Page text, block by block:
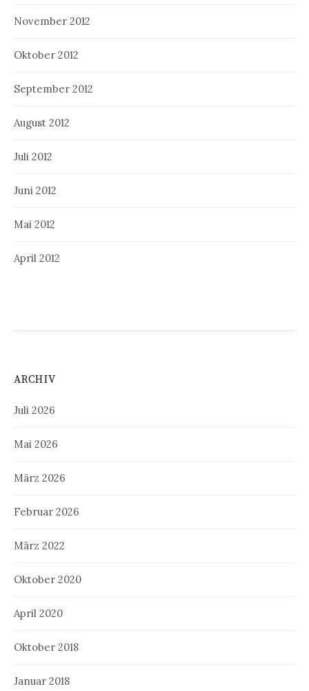
November 2012
Oktober 2012
September 2012
August 2012
Juli 2012
Juni 2012
Mai 2012
April 2012
ARCHIV
Juli 2026
Mai 2026
März 2026
Februar 2026
März 2022
Oktober 2020
April 2020
Oktober 2018
Januar 2018